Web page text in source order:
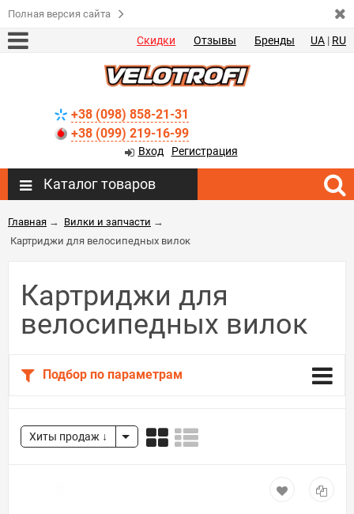
Полная версия сайта
Скидки Отзывы Бренды UA | RU
+38 (098) 858-21-31
+38 (099) 219-16-99
Вход Регистрация
Каталог товаров
Главная → Вилки и запчасти →
Картриджи для велосипедных вилок
Картриджи для
велосипедных вилок
Подбор по параметрам
Хиты продаж